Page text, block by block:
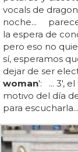
vocals de
noche...
la espera de
pero eso no
sí, esperamos
dejar de ser
woman': ... 3',
motivo del día
para escucharla...